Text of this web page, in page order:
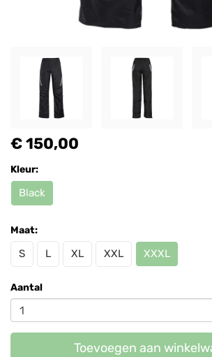
€ 150,00
Kleur:
Black
Maat:
S L XL XXL XXXL
Aantal
Toevoegen aan